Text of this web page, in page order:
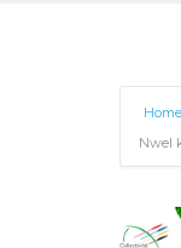
Home
Nwel